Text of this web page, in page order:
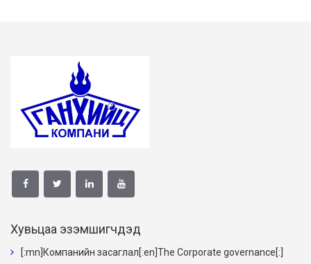
Хувьцаа эзэмшигчдэд
[:mn]Компанийн засаглал[:en]The Corporate governance[:]